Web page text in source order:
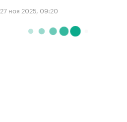
27 ноя 2025, 09:20